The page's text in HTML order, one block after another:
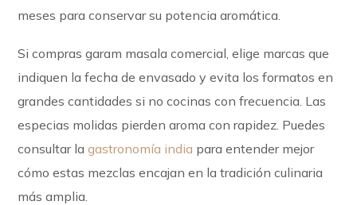
meses para conservar su potencia aromática.
Si compras garam masala comercial, elige marcas que
indiquen la fecha de envasado y evita los formatos en
grandes cantidades si no cocinas con frecuencia. Las
especias molidas pierden aroma con rapidez. Puedes
consultar lagastronomía india para entender mejor
cómo estas mezclas encajan en la tradición culinaria
más amplia.